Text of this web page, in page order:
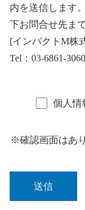
内を送信します
下お問合せ先ま
[インパクトM株
Tel：03-6861-
個人情
※確認画面はあ